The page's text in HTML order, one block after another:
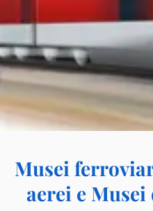
Musei
aerei e